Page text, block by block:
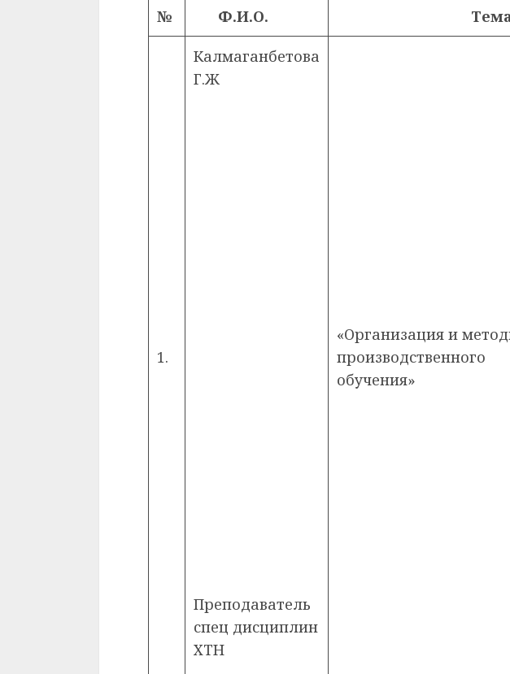
№ Ф.И.О.
1.
Калмаганбетова
Г.Ж
Преподаватель
спец дисциплин
ХТН
«Организация и
производственного
обучения»